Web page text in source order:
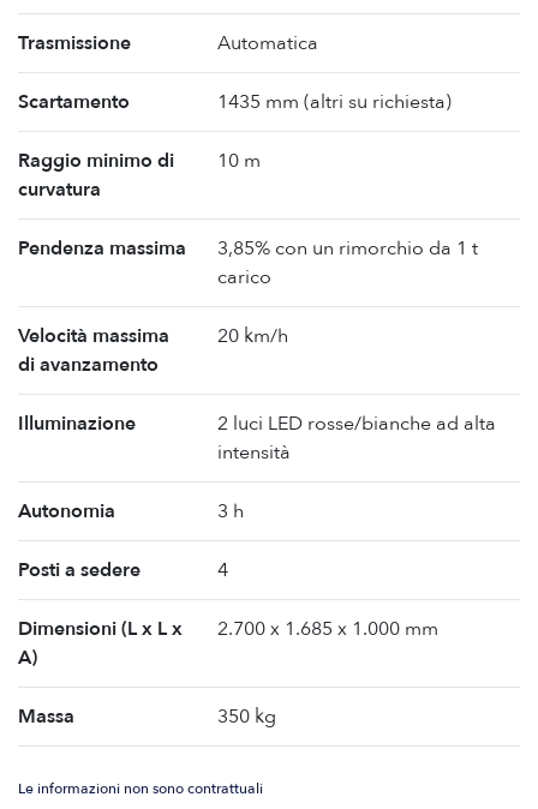
Trasmissione Automatica
Scartamento 1435 mm (altri su richiesta)
Raggio minimo di
curvatura
10 m
Pendenza massima
3,85% con un rimorchio da 1 t
carico
Velocità massima
di avanzamento
20 km/h
Illuminazione
2 luci LED rosse/bianche ad alta
intensità
Autonomia 3 h
Posti a sedere 4
Dimensioni (L x L x
A)
2.700 x 1.685 x 1.000 mm
Massa 350 kg
Le informazioni non sono contrattuali